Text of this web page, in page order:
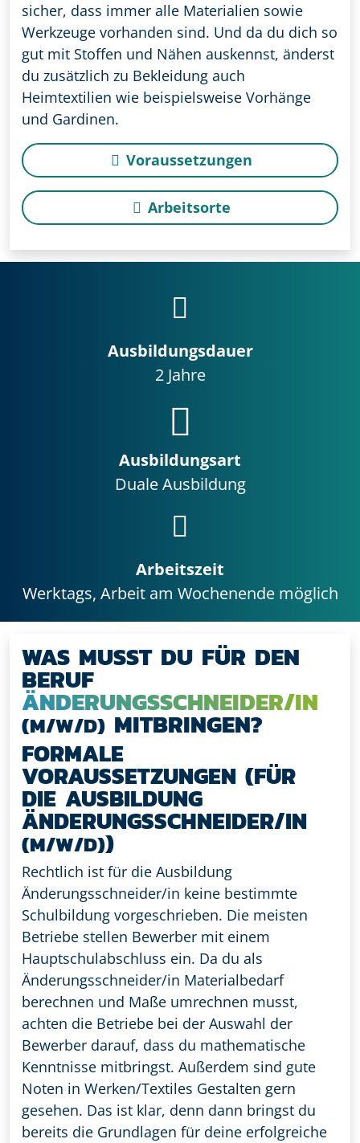
sicher, dass immer alle Materialien sowie
Werkzeuge vorhanden sind. Und da du dich so
gut mit Stoffen und Nähen auskennst, änderst
du zusätzlich zu Bekleidung auch
Heimtextilien wie beispielsweise Vorhänge
und Gardinen.
Voraussetzungen
Arbeitsorte
Ausbildungsdauer
2 Jahre
Ausbildungsart
Duale Ausbildung
Arbeitszeit
Werktags, Arbeit am Wochenende möglich
WAS MUSST DU FÜR DEN
BERUF
ÄNDERUNGSSCHNEIDER/IN
(M/W/D) MITBRINGEN?
FORMALE
VORAUSSETZUNGEN (FÜR
DIE AUSBILDUNG
ÄNDERUNGSSCHNEIDER/IN
(M/W/D))
Rechtlich ist für die Ausbildung
Änderungsschneider/in keine bestimmte
Schulbildung vorgeschrieben. Die meisten
Betriebe stellen Bewerber mit einem
Hauptschulabschluss ein. Da du als
Änderungsschneider/in Materialbedarf
berechnen und Maße umrechnen musst,
achten die Betriebe bei der Auswahl der
Bewerber darauf, dass du mathematische
Kenntnisse mitbringst. Außerdem sind gute
Noten in Werken/Textiles Gestalten gern
gesehen. Das ist klar, denn dann bringst du
bereits die Grundlagen für deine erfolgreiche